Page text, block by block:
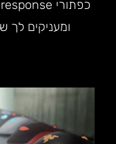
ומעניקים לך